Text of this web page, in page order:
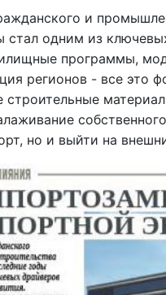
и
стал одним из
программы,
регионов - все это
строительные
но и выйти на